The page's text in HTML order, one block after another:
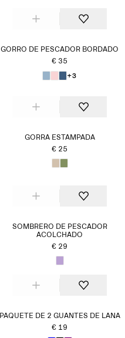
GORRO DE PESCADOR BORDADO
€ 35
+3
GORRA ESTAMPADA
€ 25
SOMBRERO DE PESCADOR
ACOLCHADO
€ 29
PAQUETE DE 2 GUANTES DE LANA
€ 19